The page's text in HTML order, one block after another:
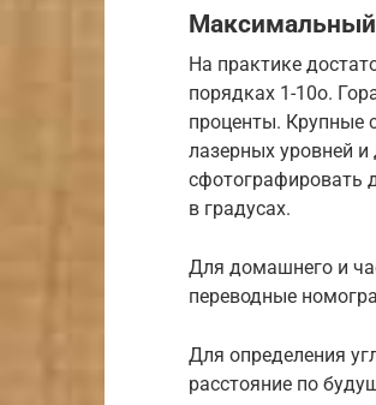
Максимальный
На практике
порядках 1-10о.
проценты. Крупные
лазерных уровней
сфотографировать
в градусах.
Для домашнего и
переводные
Для определения
расстояние по